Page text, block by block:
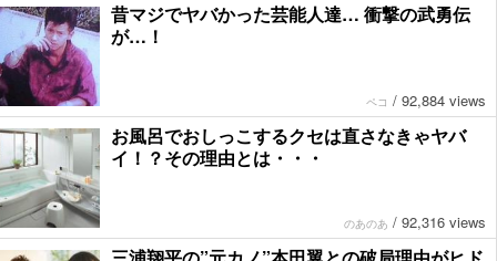
昔マジでヤバかった芸能人達… 衝撃の武勇伝
が…！
ペコ / 92,884 views
お風呂でおしっこするクセは直さなきゃヤバ
イ！？その理由とは・・・
のあのあ / 92,316 views